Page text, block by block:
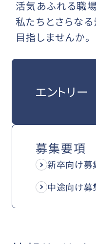
活気あふれる職
私たちとさらな
目指しませんか。
エントリー
募集要項
新卒向け募
中途向け募